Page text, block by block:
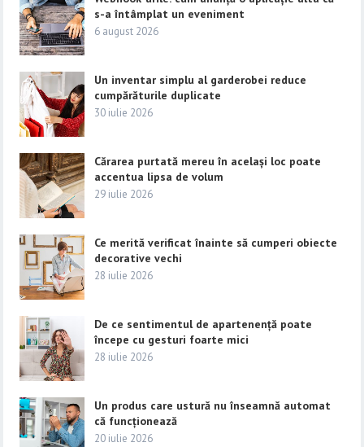
s-a întâmplat un eveniment
6 august 2026
Un inventar simplu al garderobei reduce
cumpărăturile duplicate
30 iulie 2026
Cărarea purtată mereu în același loc poate
accentua lipsa de volum
29 iulie 2026
Ce merită verificat înainte să cumperi obiecte
decorative vechi
28 iulie 2026
De ce sentimentul de apartenență poate
începe cu gesturi foarte mici
28 iulie 2026
Un produs care ustură nu înseamnă automat
că funcționează
20 iulie 2026